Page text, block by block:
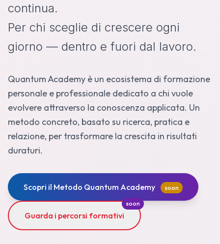
continua.
Per chi sceglie di crescere ogni
giorno — dentro e fuori dal lavoro.
Quantum Academy è un ecosistema di formazione
personale e professionale dedicato a chi vuole
evolvere attraverso la conoscenza applicata. Un
metodo concreto, basato su ricerca, pratica e
relazione, per trasformare la crescita in risultati
duraturi.
Scopri il Metodo Quantum Academy soon
Guarda i percorsi formativi
soon